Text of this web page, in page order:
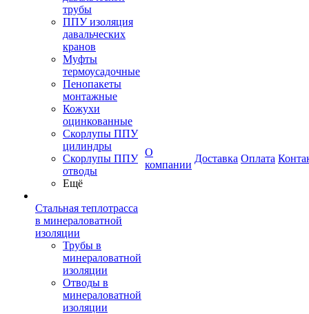
трубы
ППУ изоляция
давальческих
кранов
Муфты
термоусадочные
Пенопакеты
монтажные
Кожухи
оцинкованные
Скорлупы ППУ
цилиндры
Скорлупы ППУ
отводы
Ещё
Стальная теплотрасса
в минераловатной
изоляции
Трубы в
минераловатной
изоляции
Отводы в
минераловатной
изоляции
О
компании
Доставка Оплата